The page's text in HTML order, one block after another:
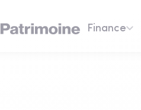
Finance